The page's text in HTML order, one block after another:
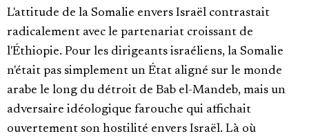
L'attitude de la Somalie envers Israël contrastait
radicalement avec le partenariat croissant de
l'Éthiopie. Pour les dirigeants israéliens, la Somalie
n'était pas simplement un État aligné sur le monde
arabe le long du détroit de Bab el-Mandeb, mais un
adversaire idéologique farouche qui affichait
ouvertement son hostilité envers Israël. Là où